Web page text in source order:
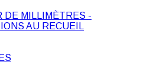
DE MILLIMÈTRES -
AU RECUEIL